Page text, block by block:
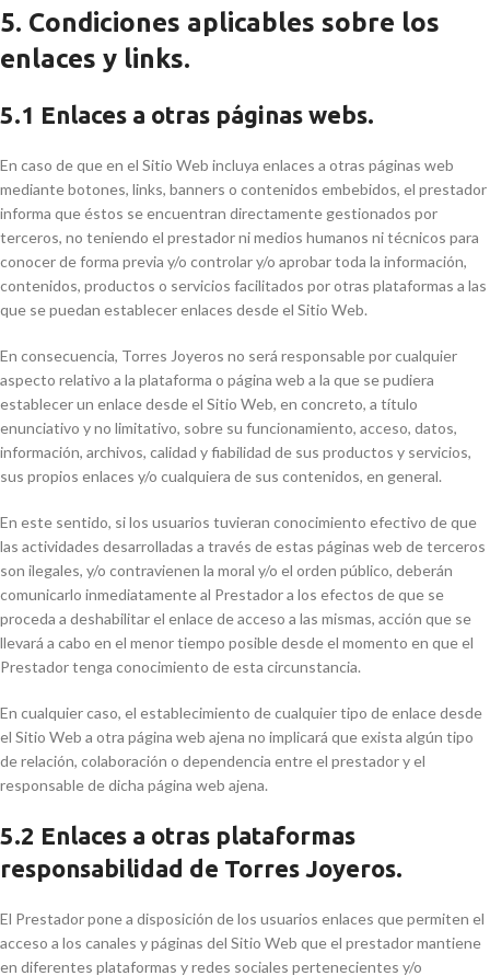
5. Condiciones aplicables sobre los
enlaces y links.
5.1 Enlaces a otras páginas webs.
En caso de que en el Sitio Web incluya enlaces a otras páginas web
mediante botones, links, banners o contenidos embebidos, el prestador
informa que éstos se encuentran directamente gestionados por
terceros, no teniendo el prestador ni medios humanos ni técnicos para
conocer de forma previa y/o controlar y/o aprobar toda la información,
contenidos, productos o servicios facilitados por otras plataformas a las
que se puedan establecer enlaces desde el Sitio Web.
En consecuencia, Torres Joyeros no será responsable por cualquier
aspecto relativo a la plataforma o página web a la que se pudiera
establecer un enlace desde el Sitio Web, en concreto, a título
enunciativo y no limitativo, sobre su funcionamiento, acceso, datos,
información, archivos, calidad y fiabilidad de sus productos y servicios,
sus propios enlaces y/o cualquiera de sus contenidos, en general.
En este sentido, si los usuarios tuvieran conocimiento efectivo de que
las actividades desarrolladas a través de estas páginas web de terceros
son ilegales, y/o contravienen la moral y/o el orden público, deberán
comunicarlo inmediatamente al Prestador a los efectos de que se
proceda a deshabilitar el enlace de acceso a las mismas, acción que se
llevará a cabo en el menor tiempo posible desde el momento en que el
Prestador tenga conocimiento de esta circunstancia.
En cualquier caso, el establecimiento de cualquier tipo de enlace desde
el Sitio Web a otra página web ajena no implicará que exista algún tipo
de relación, colaboración o dependencia entre el prestador y el
responsable de dicha página web ajena.
5.2 Enlaces a otras plataformas
responsabilidad de Torres Joyeros.
El Prestador pone a disposición de los usuarios enlaces que permiten el
acceso a los canales y páginas del Sitio Web que el prestador mantiene
en diferentes plataformas y redes sociales pertenecientes y/o